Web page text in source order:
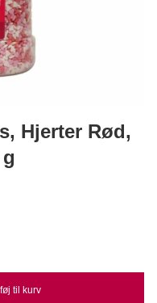
400ml
Hjerter Rød,
til kurv